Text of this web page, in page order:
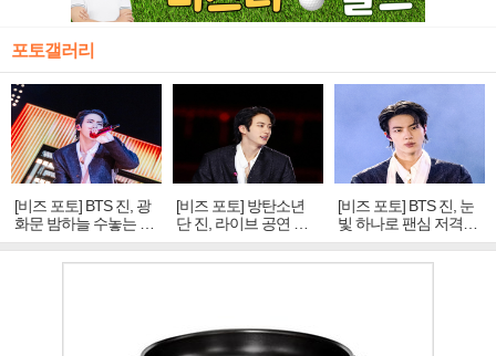
포토갤러리
[비즈 포토] BTS 진, 광
화문 밤하늘 수놓는 '비
주얼 킹'의 열창
[비즈 포토] 방탄소년
단 진, 라이브 공연 중
빛나는 독보적 아우라
[비즈 포토] BTS 진, 눈
빛 하나로 팬심 저격…
독보적 카리스마